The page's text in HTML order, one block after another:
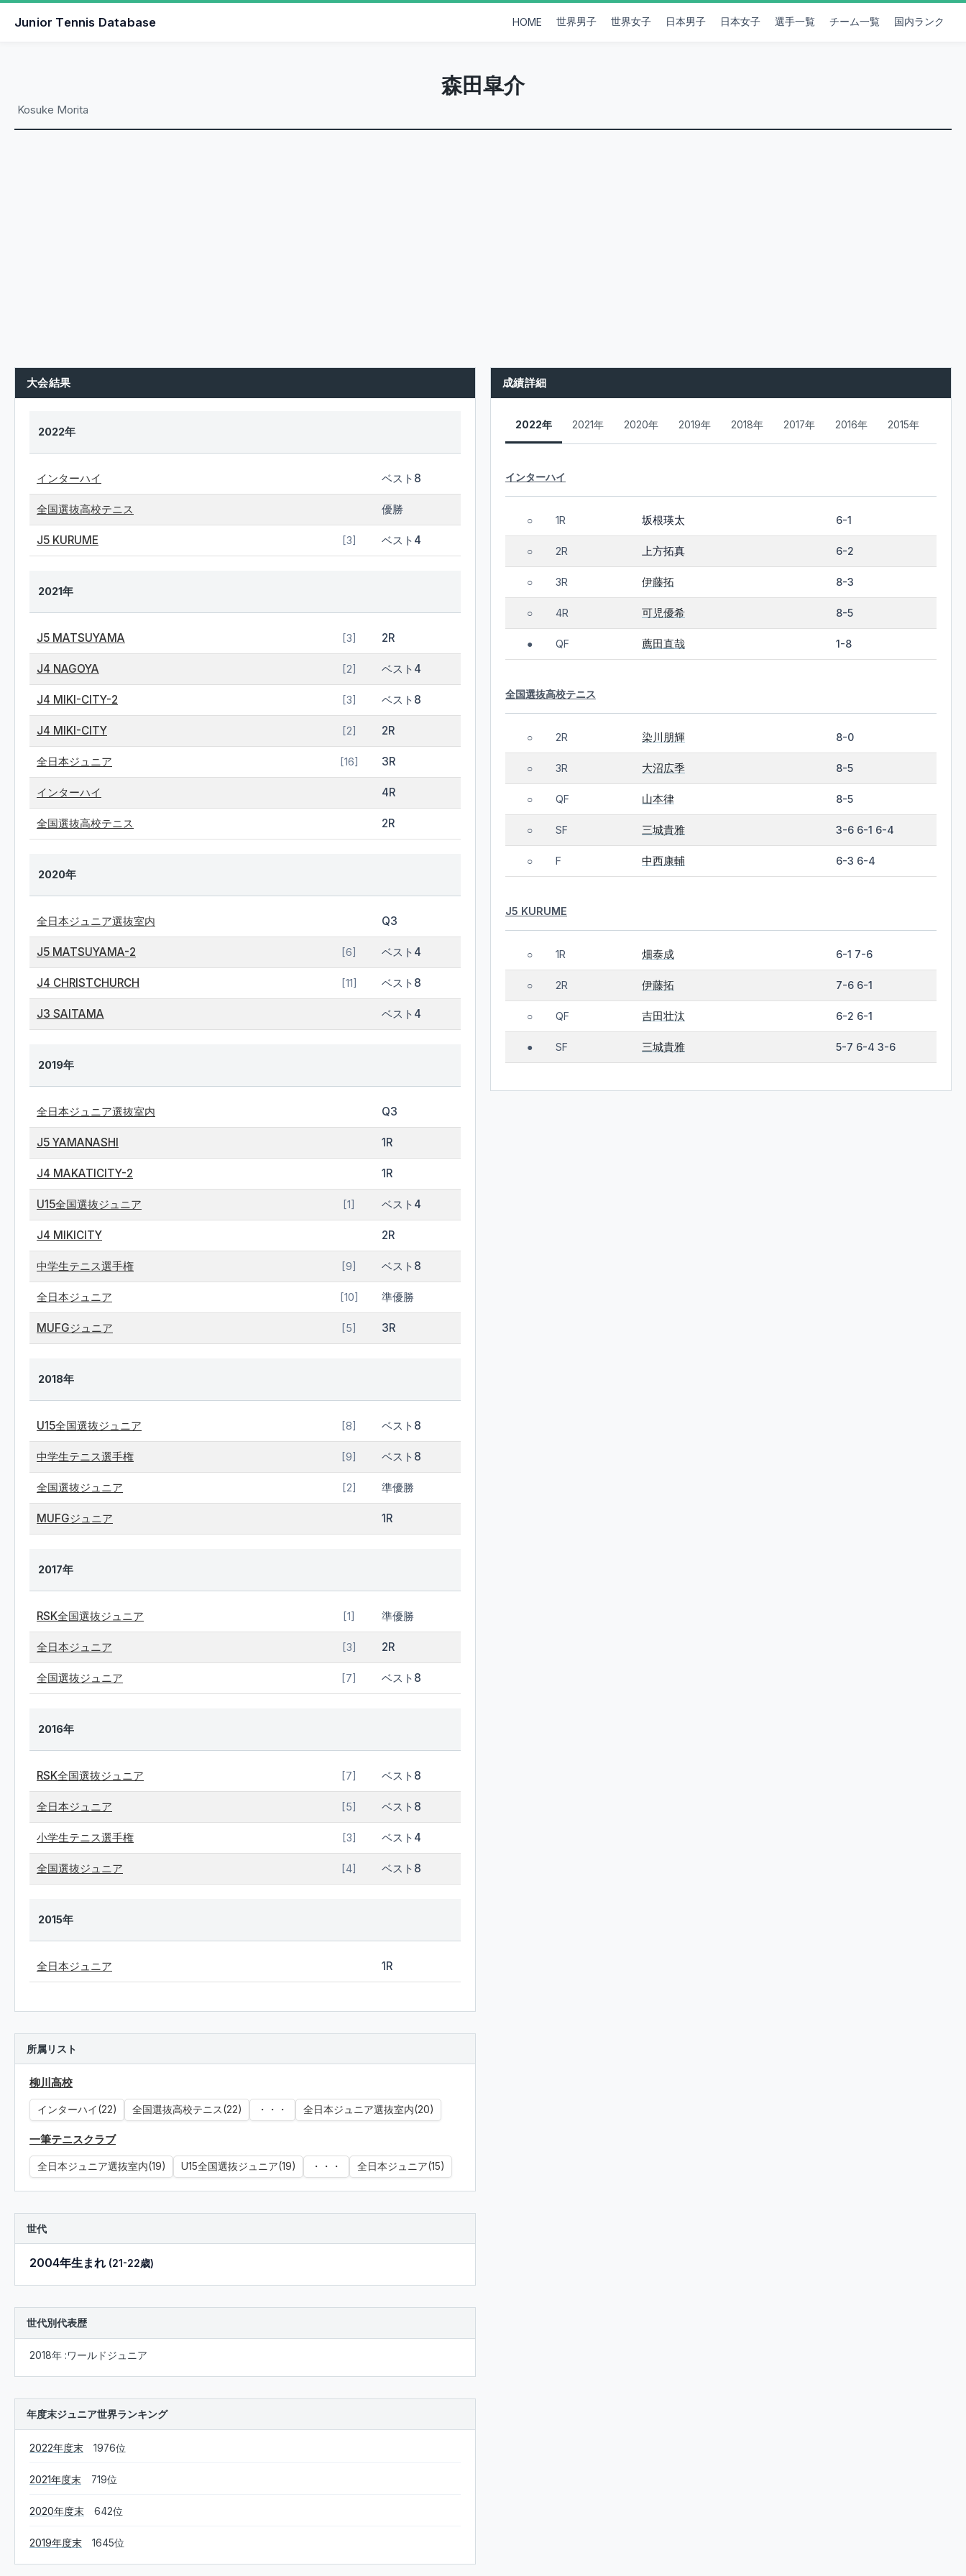
Junior Tennis Database HOME 世界男子 世界女子 日本男子 日本女子 選手一覧 チーム一覧 国内ランク
森田皐介
Kosuke Morita
大会結果
2022年
インターハイ ベスト8
全国選抜高校テニス 優勝
J5 KURUME [3] ベスト4
2021年
J5 MATSUYAMA [3] 2R
J4 NAGOYA [2] ベスト4
J4 MIKI-CITY-2 [3] ベスト8
J4 MIKI-CITY [2] 2R
全日本ジュニア [16] 3R
インターハイ 4R
全国選抜高校テニス 2R
2020年
全日本ジュニア選抜室内 Q3
J5 MATSUYAMA-2 [6] ベスト4
J4 CHRISTCHURCH [11] ベスト8
J3 SAITAMA ベスト4
2019年
全日本ジュニア選抜室内 Q3
J5 YAMANASHI 1R
J4 MAKATICITY-2 1R
U15全国選抜ジュニア [1] ベスト4
J4 MIKICITY 2R
中学生テニス選手権 [9] ベスト8
全日本ジュニア [10] 準優勝
MUFGジュニア [5] 3R
2018年
U15全国選抜ジュニア [8] ベスト8
中学生テニス選手権 [9] ベスト8
全国選抜ジュニア [2] 準優勝
MUFGジュニア 1R
2017年
RSK全国選抜ジュニア [1] 準優勝
全日本ジュニア [3] 2R
全国選抜ジュニア [7] ベスト8
2016年
RSK全国選抜ジュニア [7] ベスト8
全日本ジュニア [5] ベスト8
小学生テニス選手権 [3] ベスト4
全国選抜ジュニア [4] ベスト8
2015年
全日本ジュニア 1R
所属リスト
柳川高校
インターハイ(22) 全国選抜高校テニス(22) ・・・ 全日本ジュニア選抜室内(20)
一筆テニスクラブ
全日本ジュニア選抜室内(19) U15全国選抜ジュニア(19) ・・・ 全日本ジュニア(15)
世代
2004年生まれ (21-22歳)
世代別代表歴
2018年 :ワールドジュニア
年度末ジュニア世界ランキング
2022年度末 1976位
2021年度末 719位
2020年度末 642位
2019年度末 1645位
成績詳細
2022年 2021年 2020年 2019年 2018年 2017年 2016年 2015年
インターハイ
○ 1R 坂根瑛太 6-1
○ 2R 上方拓真 6-2
○ 3R 伊藤拓 8-3
○ 4R 可児優希 8-5
● QF 薦田直哉 1-8
全国選抜高校テニス
○ 2R 染川朋輝 8-0
○ 3R 大沼広季 8-5
○ QF 山本律 8-5
○ SF 三城貴雅 3-6 6-1 6-4
○ F 中西康輔 6-3 6-4
J5 KURUME
○ 1R 畑泰成 6-1 7-6
○ 2R 伊藤拓 7-6 6-1
○ QF 吉田壮汰 6-2 6-1
● SF 三城貴雅 5-7 6-4 3-6